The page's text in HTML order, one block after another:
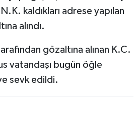
kaldıkları adrese yapılan
alındı.
gözaltına alınan K.C.
vatandaşı bugün öğle
sevk edildi.